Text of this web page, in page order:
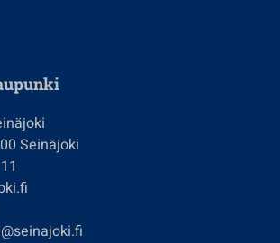
Seinäjoki